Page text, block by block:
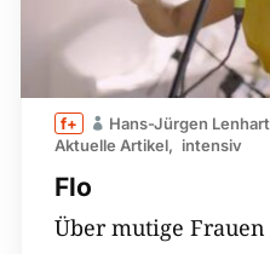
Flo
Hans-Jürgen Lenhart
Aktuelle Artikel
intensiv
Über mutige Frauen